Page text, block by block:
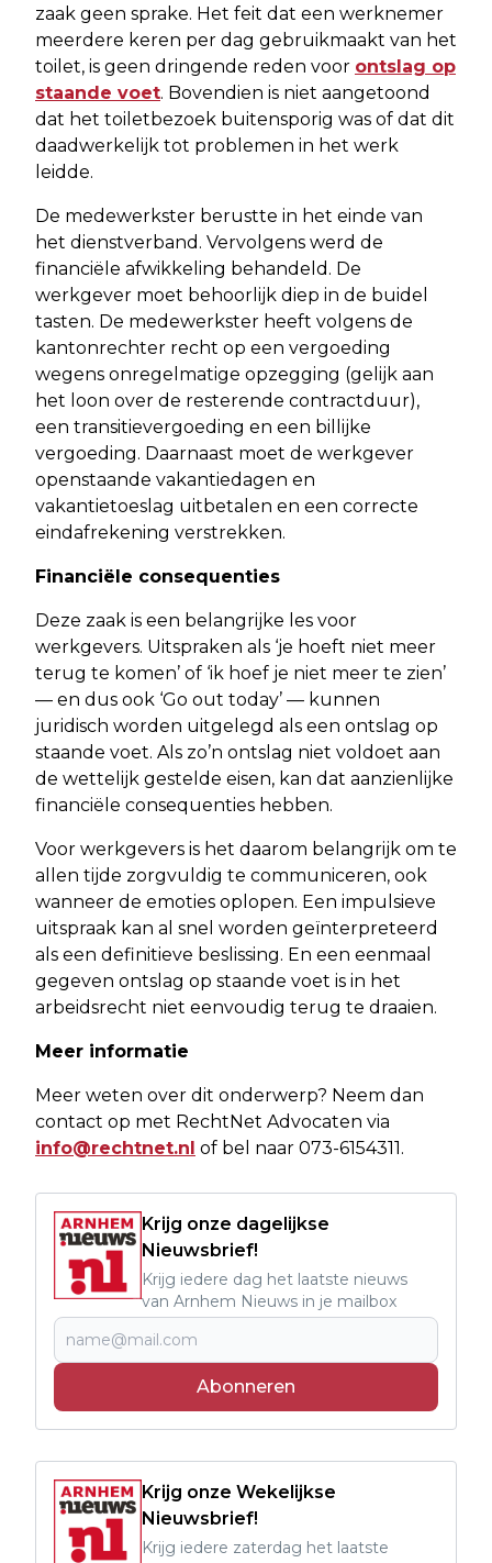
zaak geen sprake. Het feit dat een werknemer
meerdere keren per dag gebruikmaakt van het
toilet, is geen dringende reden voor ontslag op
staande voet. Bovendien is niet aangetoond
dat het toiletbezoek buitensporig was of dat dit
daadwerkelijk tot problemen in het werk
leidde.
De medewerkster berustte in het einde van
het dienstverband. Vervolgens werd de
financiële afwikkeling behandeld. De
werkgever moet behoorlijk diep in de buidel
tasten. De medewerkster heeft volgens de
kantonrechter recht op een vergoeding
wegens onregelmatige opzegging (gelijk aan
het loon over de resterende contractduur),
een transitievergoeding en een billijke
vergoeding. Daarnaast moet de werkgever
openstaande vakantiedagen en
vakantietoeslag uitbetalen en een correcte
eindafrekening verstrekken.
Financiële consequenties
Deze zaak is een belangrijke les voor
werkgevers. Uitspraken als ‘je hoeft niet meer
terug te komen’ of ‘ik hoef je niet meer te zien’
— en dus ook ‘Go out today’ — kunnen
juridisch worden uitgelegd als een ontslag op
staande voet. Als zo’n ontslag niet voldoet aan
de wettelijk gestelde eisen, kan dat aanzienlijke
financiële consequenties hebben.
Voor werkgevers is het daarom belangrijk om te
allen tijde zorgvuldig te communiceren, ook
wanneer de emoties oplopen. Een impulsieve
uitspraak kan al snel worden geïnterpreteerd
als een definitieve beslissing. En een eenmaal
gegeven ontslag op staande voet is in het
arbeidsrecht niet eenvoudig terug te draaien.
Meer informatie
Meer weten over dit onderwerp? Neem dan
contact op met RechtNet Advocaten via
info@rechtnet.nl of bel naar 073-6154311.
Krijg onze dagelijkse
Nieuwsbrief!
Krijg iedere dag het laatste nieuws
van Arnhem Nieuws in je mailbox
Abonneren
Krijg onze Wekelijkse
Nieuwsbrief!
Krijg iedere zaterdag het laatste